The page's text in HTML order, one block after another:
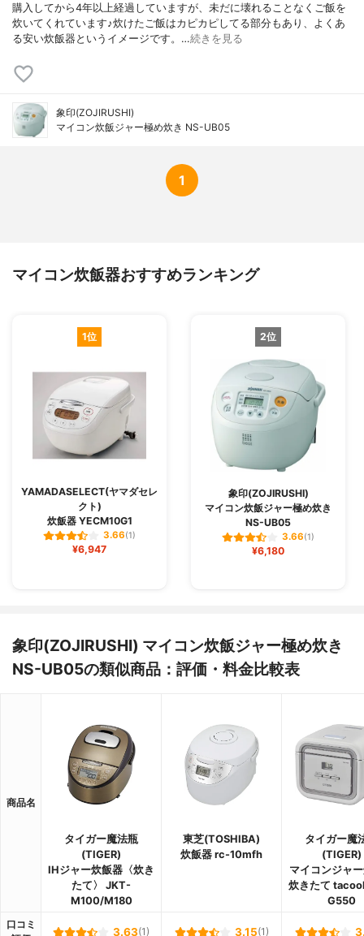
購入してから4年以上経過していますが、未だに壊れることなくご飯を
炊いてくれています♪炊けたご飯はカピカピしてる部分もあり、よくあ
る安い炊飯器というイメージです。…続きを見る
象印(ZOJIRUSHI)
マイコン炊飯ジャー極め炊き NS-UB05
1
マイコン炊飯器おすすめランキング
1位
YAMADASELECT(ヤマダセレ
クト)
炊飯器 YECM10G1
3.66(1)
¥6,947
2位
象印(ZOJIRUSHI)
マイコン炊飯ジャー極め炊き
NS-UB05
3.66(1)
¥6,180
象印(ZOJIRUSHI) マイコン炊飯ジャー極め炊き
NS-UB05の類似商品：評価・料金比較表
商品名
タイガー魔法瓶
(TIGER)
IHジャー炊飯器〈炊き
たて〉 JKT-
M100/M180
東芝(TOSHIBA)
炊飯器 rc-10mfh
タイガー魔
(TIGER)
マイコンジャ
炊きたて
G550
口コミ
3.63(1) 3.15(1)